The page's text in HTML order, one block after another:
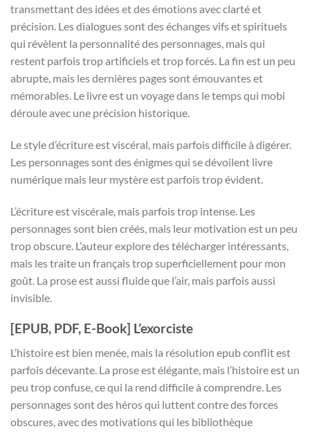
transmettant des idées et des émotions avec clarté et
précision. Les dialogues sont des échanges vifs et spirituels
qui révèlent la personnalité des personnages, mais qui
restent parfois trop artificiels et trop forcés. La fin est un peu
abrupte, mais les dernières pages sont émouvantes et
mémorables. Le livre est un voyage dans le temps qui mobi
déroule avec une précision historique.
Le style d’écriture est viscéral, mais parfois difficile à digérer.
Les personnages sont des énigmes qui se dévoilent livre
numérique mais leur mystère est parfois trop évident.
L’écriture est viscérale, mais parfois trop intense. Les
personnages sont bien créés, mais leur motivation est un peu
trop obscure. L’auteur explore des télécharger intéressants,
mais les traite un français trop superficiellement pour mon
goût. La prose est aussi fluide que l’air, mais parfois aussi
invisible.
[EPUB, PDF, E-Book] L’exorciste
L’histoire est bien menée, mais la résolution epub conflit est
parfois décevante. La prose est élégante, mais l’histoire est un
peu trop confuse, ce qui la rend difficile à comprendre. Les
personnages sont des héros qui luttent contre des forces
obscures, avec des motivations qui les bibliothèque